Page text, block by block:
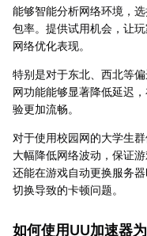
能够智能分析网络环境，
包率。提供试用机会，让
网络优化表现。
特别是对于东北、西北等
网功能能够显著降低延迟
验更加流畅。
对于使用校园网的大学生
大幅降低网络波动，保证
还能在游戏自动更换服务
切换导致的卡顿问题。
如何使用UU加速器